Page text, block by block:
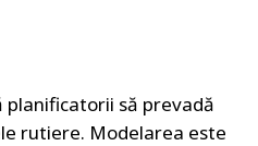
să prevadă
rutiere. Modelarea este